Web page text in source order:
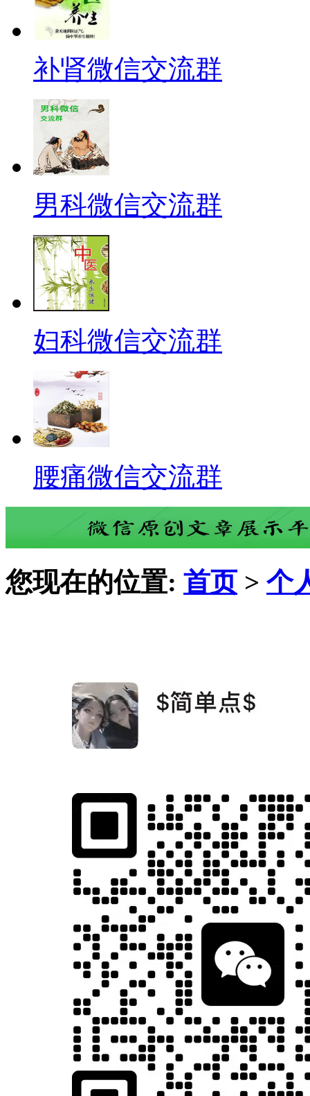
补肾微信交流群
男科微信交流群
妇科微信交流群
腰痛微信交流群
您现在的位置: 首页 > 个